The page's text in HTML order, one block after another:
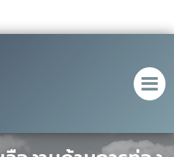
สนอราคา จ้างเหมา